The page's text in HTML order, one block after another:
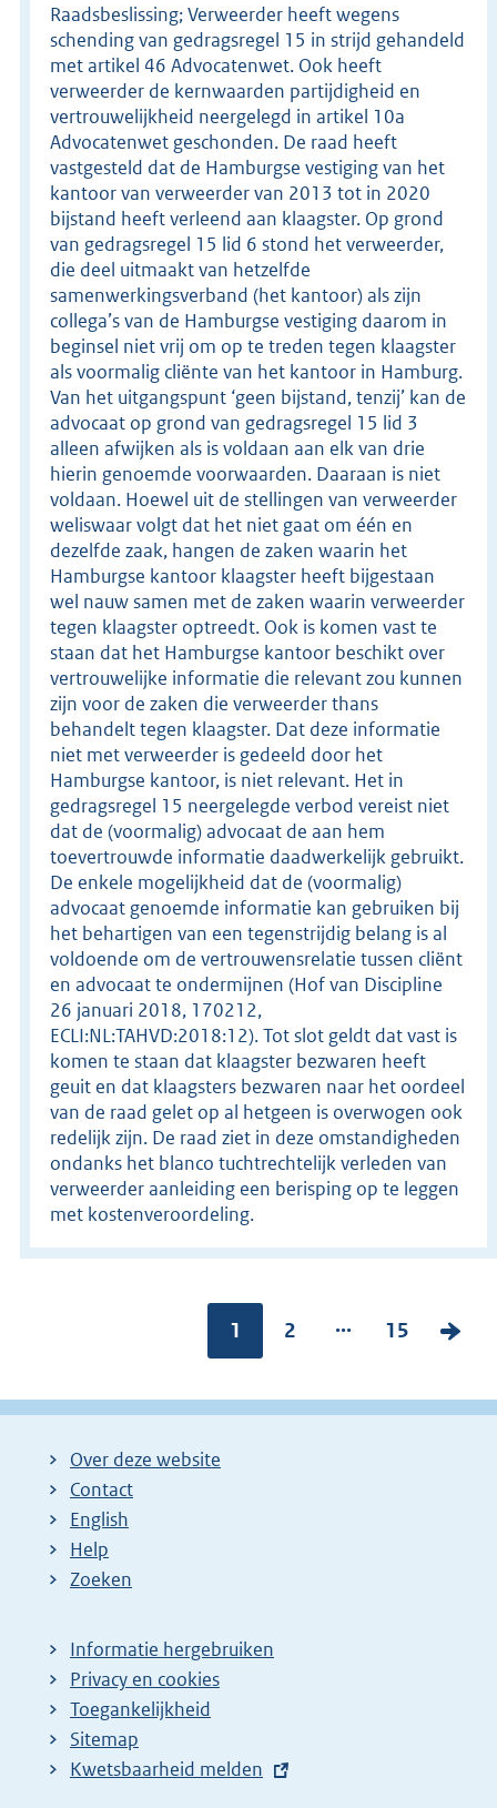
Raadsbeslissing; Verweerder heeft wegens
schending van gedragsregel 15 in strijd gehandeld
met artikel 46 Advocatenwet. Ook heeft
verweerder de kernwaarden partijdigheid en
vertrouwelijkheid neergelegd in artikel 10a
Advocatenwet geschonden. De raad heeft
vastgesteld dat de Hamburgse vestiging van het
kantoor van verweerder van 2013 tot in 2020
bijstand heeft verleend aan klaagster. Op grond
van gedragsregel 15 lid 6 stond het verweerder,
die deel uitmaakt van hetzelfde
samenwerkingsverband (het kantoor) als zijn
collega’s van de Hamburgse vestiging daarom in
beginsel niet vrij om op te treden tegen klaagster
als voormalig cliënte van het kantoor in Hamburg.
Van het uitgangspunt ‘geen bijstand, tenzij’ kan de
advocaat op grond van gedragsregel 15 lid 3
alleen afwijken als is voldaan aan elk van drie
hierin genoemde voorwaarden. Daaraan is niet
voldaan. Hoewel uit de stellingen van verweerder
weliswaar volgt dat het niet gaat om één en
dezelfde zaak, hangen de zaken waarin het
Hamburgse kantoor klaagster heeft bijgestaan
wel nauw samen met de zaken waarin verweerder
tegen klaagster optreedt. Ook is komen vast te
staan dat het Hamburgse kantoor beschikt over
vertrouwelijke informatie die relevant zou kunnen
zijn voor de zaken die verweerder thans
behandelt tegen klaagster. Dat deze informatie
niet met verweerder is gedeeld door het
Hamburgse kantoor, is niet relevant. Het in
gedragsregel 15 neergelegde verbod vereist niet
dat de (voormalig) advocaat de aan hem
toevertrouwde informatie daadwerkelijk gebruikt.
De enkele mogelijkheid dat de (voormalig)
advocaat genoemde informatie kan gebruiken bij
het behartigen van een tegenstrijdig belang is al
voldoende om de vertrouwensrelatie tussen cliënt
en advocaat te ondermijnen (Hof van Discipline
26 januari 2018, 170212,
ECLI:NL:TAHVD:2018:12). Tot slot geldt dat vast is
komen te staan dat klaagster bezwaren heeft
geuit en dat klaagsters bezwaren naar het oordeel
van de raad gelet op al hetgeen is overwogen ook
redelijk zijn. De raad ziet in deze omstandigheden
ondanks het blanco tuchtrechtelijk verleden van
verweerder aanleiding een berisping op te leggen
met kostenveroordeling.
Pagina:
1
P
g
2 ...
P
g
15
V
l
Over deze website
Contact
English
Help
Zoeken
Informatie hergebruiken
Privacy en cookies
Toegankelijkheid
Sitemap
E
Kwetsbaarheid melden